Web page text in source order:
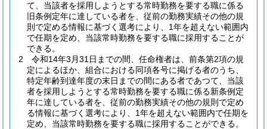
て、当該者を採用しようとする常時勤務を要する職に係る
旧条例定年に達している者を、従前の勤務実績その他の規
則で定める情報に基づく選考により、1年を超えない範囲内
で任期を定め、当該常時勤務を要する職に採用することが
できる。
2
令和14年3月31日までの間、任命権者は、前条第2項の規
定によるほか、組合における同項各号に掲げる者のうち、
特定年齢到達年度の末日までの間にある者であつて、当該
者を採用しようとする常時勤務を要する職に係る新条例定
年に達している者を、従前の勤務実績その他の規則で定め
る情報に基づく選考により、1年を超えない範囲内で任期を
定め、当該常時勤務を要する職に採用することができる。